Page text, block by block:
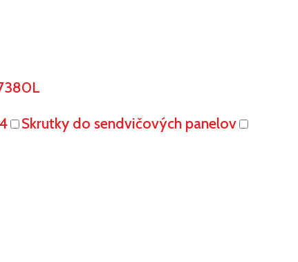
Skrutky do sendvičových panelov